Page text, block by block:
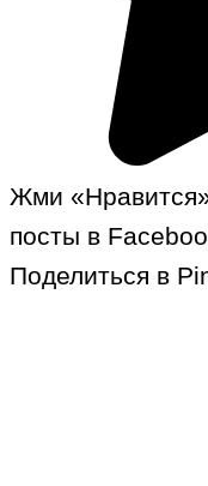
Жми
посты в
Поделиться в